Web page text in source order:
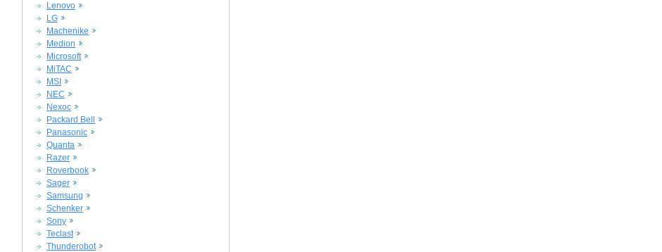
Lenovo
LG
Machenike
Medion
Microsoft
MiTAC
MSI
NEC
Nexoc
Packard Bell
Panasonic
Quanta
Razer
Roverbook
Sager
Samsung
Schenker
Sony
Teclast
Thunderobot